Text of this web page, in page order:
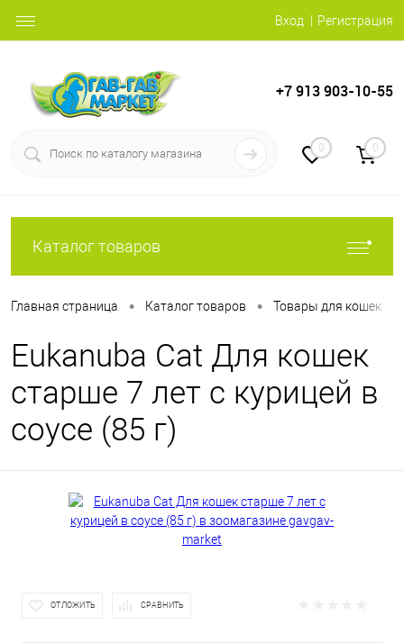
Вход Регистрация
+7 913 903-10-55
0 0
Каталог товаров
Главная страница • Каталог товаров • Товары для кошек
Eukanuba Cat Для кошек
старше 7 лет с курицей в
соусе (85 г)
ОТЛОЖИТЬ СРАВНИТЬ